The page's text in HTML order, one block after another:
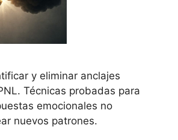
y eliminar anclajes
Técnicas probadas para
emocionales no
nuevos patrones.